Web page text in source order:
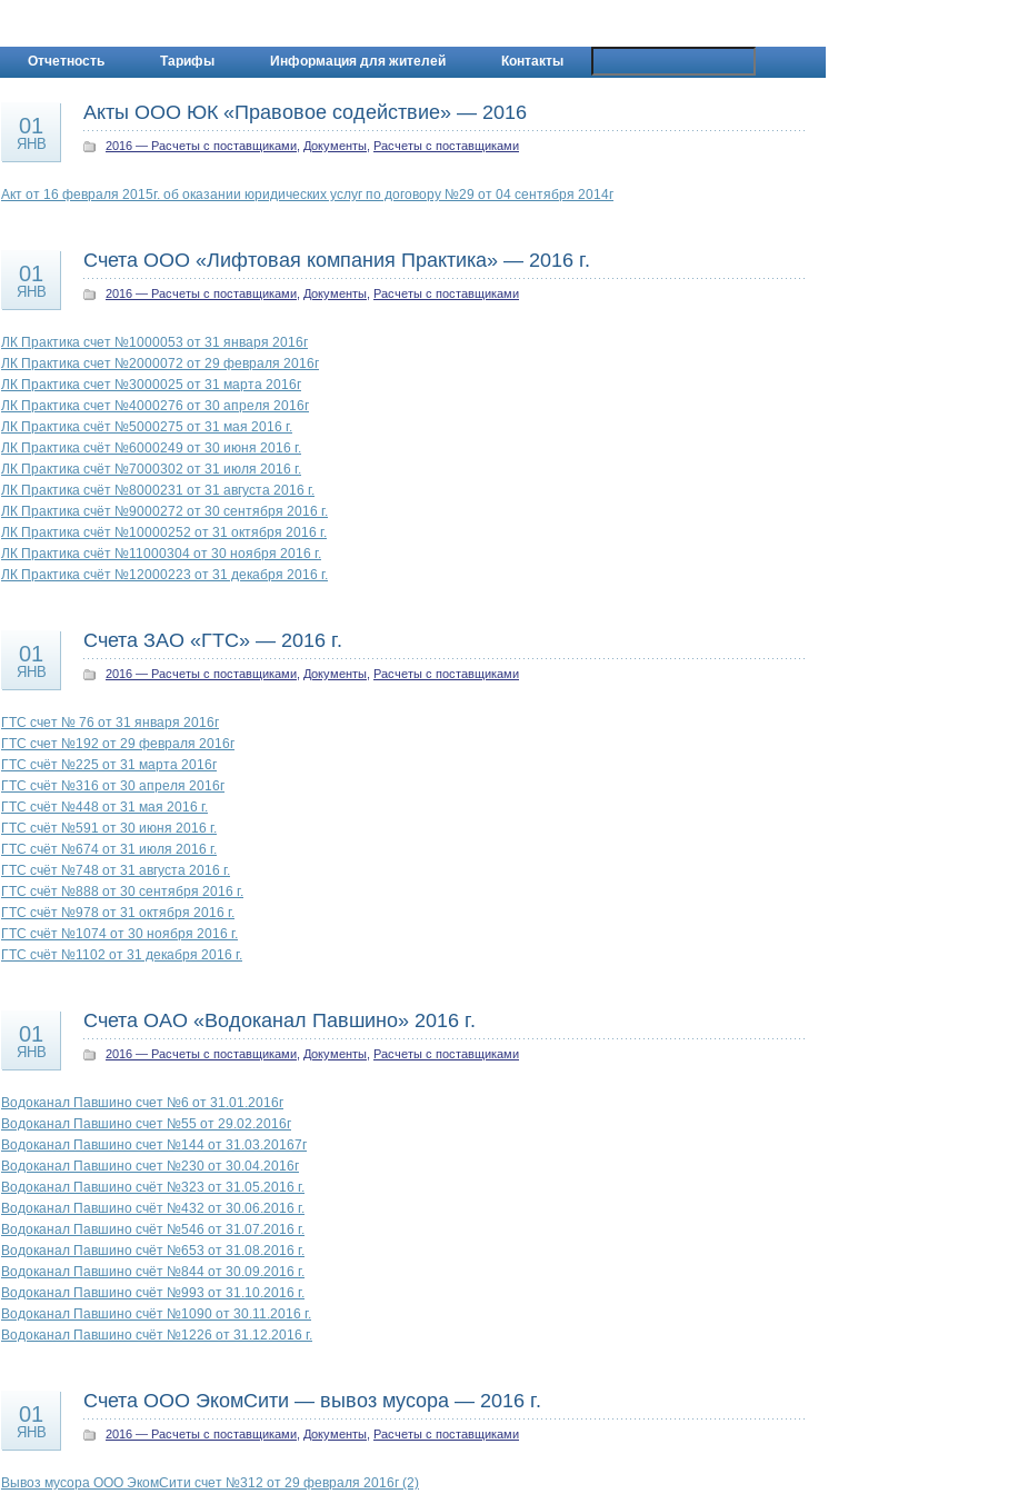
Отчетность Тарифы Информация для жителей Контакты
01
ЯНВ
Акты ООО ЮК «Правовое содействие» — 2016
2016 — Расчеты с поставщиками Документы Расчеты с поставщиками
Акт от 16 февраля 2015г. об оказании юридических услуг по договору №29 от 04 сентября 2014г
01
ЯНВ
Счета ООО «Лифтовая компания Практика» — 2016 г.
2016 — Расчеты с поставщиками Документы Расчеты с поставщиками
ЛК Практика счет №1000053 от 31 января 2016г
ЛК Практика счет №2000072 от 29 февраля 2016г
ЛК Практика счет №3000025 от 31 марта 2016г
ЛК Практика счет №4000276 от 30 апреля 2016г
ЛК Практика счёт №5000275 от 31 мая 2016 г.
ЛК Практика счёт №6000249 от 30 июня 2016 г.
ЛК Практика счёт №7000302 от 31 июля 2016 г.
ЛК Практика счёт №8000231 от 31 августа 2016 г.
ЛК Практика счёт №9000272 от 30 сентября 2016 г.
ЛК Практика счёт №10000252 от 31 октября 2016 г.
ЛК Практика счёт №11000304 от 30 ноября 2016 г.
ЛК Практика счёт №12000223 от 31 декабря 2016 г.
01
ЯНВ
Счета ЗАО «ГТС» — 2016 г.
2016 — Расчеты с поставщиками Документы Расчеты с поставщиками
ГТС счет № 76 от 31 января 2016г
ГТС счет №192 от 29 февраля 2016г
ГТС счёт №225 от 31 марта 2016г
ГТС счёт №316 от 30 апреля 2016г
ГТС счёт №448 от 31 мая 2016 г.
ГТС счёт №591 от 30 июня 2016 г.
ГТС счёт №674 от 31 июля 2016 г.
ГТС счёт №748 от 31 августа 2016 г.
ГТС счёт №888 от 30 сентября 2016 г.
ГТС счёт №978 от 31 октября 2016 г.
ГТС счёт №1074 от 30 ноября 2016 г.
ГТС счёт №1102 от 31 декабря 2016 г.
01
ЯНВ
Счета ОАО «Водоканал Павшино» 2016 г.
2016 — Расчеты с поставщиками Документы Расчеты с поставщиками
Водоканал Павшино счет №6 от 31.01.2016г
Водоканал Павшино счет №55 от 29.02.2016г
Водоканал Павшино счет №144 от 31.03.20167г
Водоканал Павшино счет №230 от 30.04.2016г
Водоканал Павшино счёт №323 от 31.05.2016 г.
Водоканал Павшино счёт №432 от 30.06.2016 г.
Водоканал Павшино счёт №546 от 31.07.2016 г.
Водоканал Павшино счёт №653 от 31.08.2016 г.
Водоканал Павшино счёт №844 от 30.09.2016 г.
Водоканал Павшино счёт №993 от 31.10.2016 г.
Водоканал Павшино счёт №1090 от 30.11.2016 г.
Водоканал Павшино счёт №1226 от 31.12.2016 г.
01
ЯНВ
Счета ООО ЭкомСити — вывоз мусора — 2016 г.
2016 — Расчеты с поставщиками Документы Расчеты с поставщиками
Вывоз мусора ООО ЭкомСити счет №312 от 29 февраля 2016г (2)